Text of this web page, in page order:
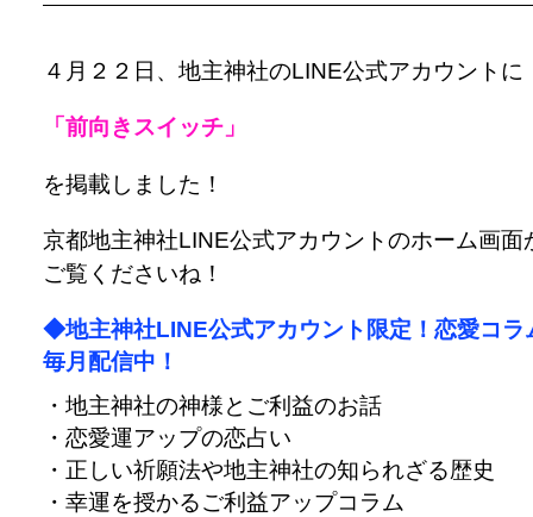
４月２２日、地主神社のLINE公式アカウントに
「前向きスイッチ」
を掲載しました！
京都地主神社LINE公式アカウントのホーム画面
ご覧くださいね！
◆地主神社LINE公式アカウント限定！恋愛コラ
毎月配信中！
・地主神社の神様とご利益のお話
・恋愛運アップの恋占い
・正しい祈願法や地主神社の知られざる歴史
・幸運を授かるご利益アップコラム